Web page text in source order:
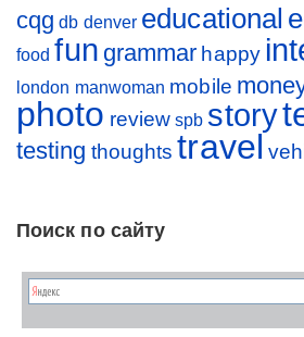
cqg db denver educational
food fun grammar happy
london manwoman mobile
photo review spb story
testing thoughts travel
Поиск по сайту